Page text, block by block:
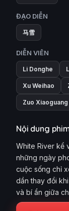
ĐẠO DIỄN
马雪
DIỄN VIÊN
Li Donghe
Xu Weihao
Zuo Xiaoguang
Nội dung
White River kể
những ngày
cuộc sống chỉ
dần thay đổi
và bí ẩn giữa